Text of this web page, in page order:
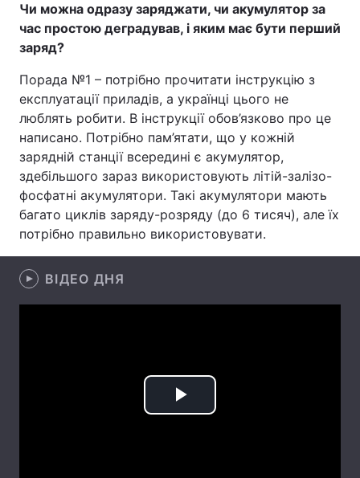
Лонгріди
Відео з Youtube Статті
Інтерв'ю Думки
Архів Вакансії
Контакти
Послуги
Чи можна одразу заряджати, чи акумулятор за
час простою деградував, і яким має бути перший
заряд?
Порада №1 – потрібно прочитати інструкцію з
експлуатації приладів, а українці цього не
люблять робити. В інструкції обов’язково про це
написано. Потрібно пам’ятати, що у кожній
зарядній станції всередині є акумулятор,
здебільшого зараз використовують літій-залізо-
фосфатні акумулятори. Такі акумулятори мають
багато циклів заряду-розряду (до 6 тисяч), але їх
потрібно правильно використовувати.
ВІДЕО ДНЯ
Play